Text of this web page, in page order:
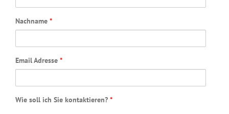
Nachname *
Email Adresse *
Wie soll ich Sie kontaktieren? *